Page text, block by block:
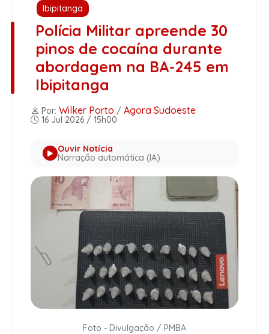
Ibipitanga
Polícia Militar apreende 30
pinos de cocaína durante
abordagem na BA-245 em
Ibipitanga
Por: Wilker Porto / Agora Sudoeste
16 Jul 2026 / 15h00
Ouvir Notícia
Narração automática (IA)
Foto - Divulgação / PMBA